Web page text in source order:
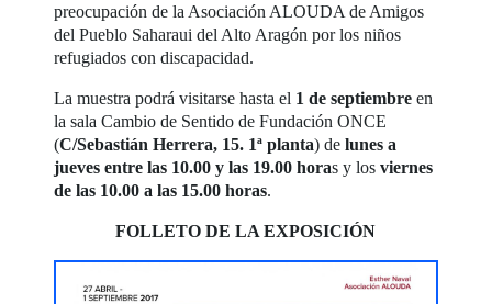
preocupación de la Asociación ALOUDA de Amigos
del Pueblo Saharaui del Alto Aragón por los niños
refugiados con discapacidad.
La muestra podrá visitarse hasta el 1 de septiembre en
la sala Cambio de Sentido de Fundación ONCE
(C/Sebastián Herrera, 15. 1ª planta) delunes a
jueves entre las 10.00 y las 19.00 horas y losviernes
de las 10.00 a las 15.00 horas.
FOLLETO DE LA EXPOSICIÓN